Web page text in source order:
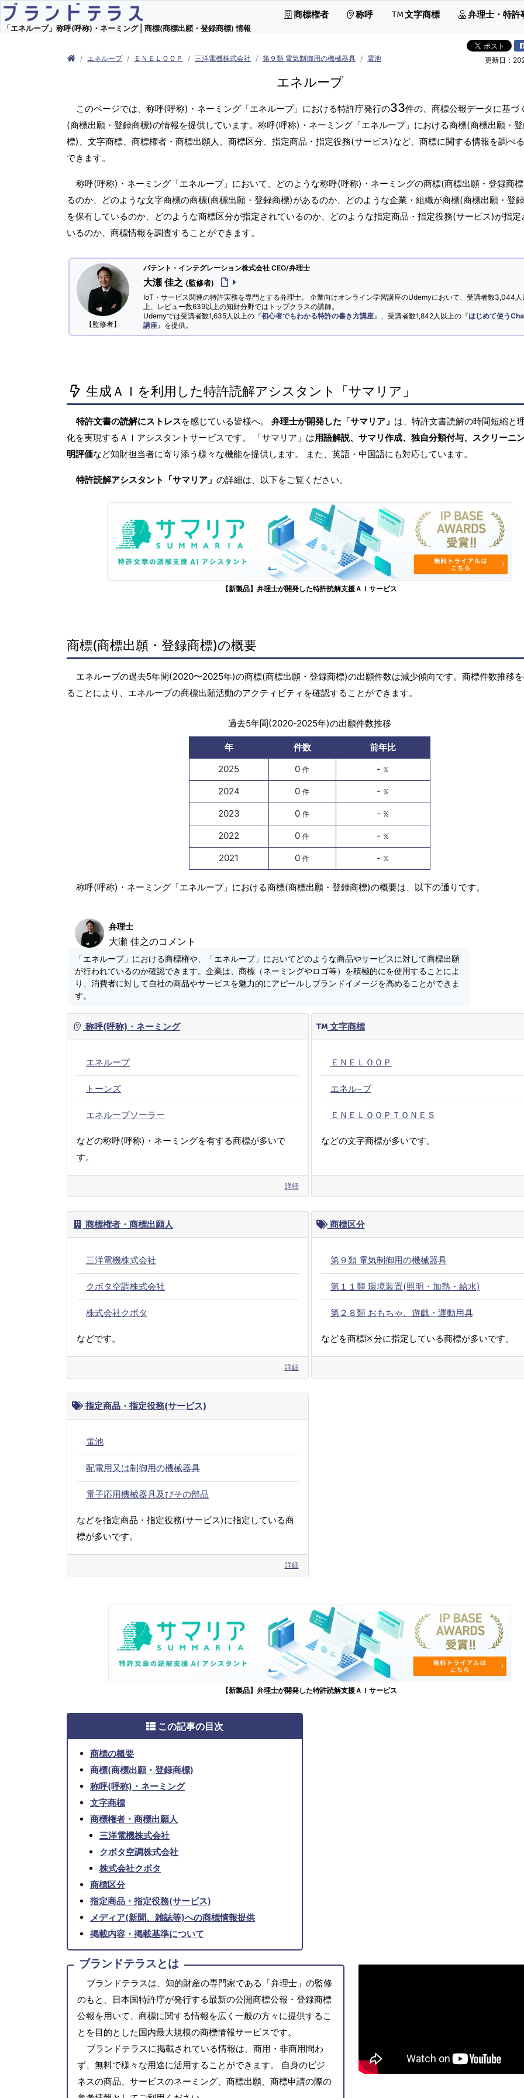
「エネループ」称呼(呼称)・ネーミング | 商標(商標出願・登録商標) 情報
商標権者 称呼 文字商標 弁理士・特許
エネループ ＥＮＥＬＯＯＰ 三洋電機株式会社 第９類 電気制御用の機械器具 電池 更新日：
エネループ
このページでは、称呼(呼称)・ネーミング「エネループ」における特許庁発行の33件の、商標公報データに基づ
(商標出願・登録商標)の情報を提供しています。称呼(呼称)・ネーミング「エネループ」における商標(商標出願・
標)、文字商標、商標権者・商標出願人、商標区分、指定商品・指定役務(サービス)など、商標に関する情報を調べ
できます。
称呼(呼称)・ネーミング「エネループ」において、どのような称呼(呼称)・ネーミングの商標(商標出願・登録商
るのか、どのような文字商標の商標(商標出願・登録商標)があるのか、どのような企業・組織が商標(商標出願・登
を保有しているのか、どのような商標区分が指定されているのか、どのような指定商品・指定役務(サービス)が指定
いるのか、商標情報を調査することができます。
【監修者】
パテント・インテグレーション株式会社 CEO/弁理士
大瀬 佳之 (監修者)
IoT・サービス関連の特許実務を専門とする弁理士。 企業向けオンライン学習講座のUdemyにおいて、受講者数3,044人
上、レビュー数639以上の知財分野ではトップクラスの講師。
Udemyでは受講者数1,635人以上の『初心者でもわかる特許の書き方講座 』、受講者数1,842人以上の『はじめて使う
講座 』を提供。
生成ＡＩを利用した特許読解アシスタント「サマリア」
特許文書の読解にストレスを感じている皆様へ。 弁理士が開発した「サマリア」 は、特許文書読解の時間短縮と
化を実現するＡＩアシスタントサービスです。 「サマリア」は用語解説、サマリ作成、独自分類付与、スクリーニ
明評価など知財担当者に寄り添う様々な機能を提供します。 また、英語・中国語にも対応しています。
特許読解アシスタント「サマリア」 の詳細は、以下をご覧ください。
【新製品】弁理士が開発した特許読解支援ＡＩサービス
商標(商標出願・登録商標)の概要
エネループの過去5年間(2020〜2025年)の商標(商標出願・登録商標)の出願件数は減少傾向です。商標件数推移
ることにより、エネループの商標出願活動のアクティビティを確認することができます。
過去5年間(2020-2025年)の出願件数推移
年 件数
前年比
2025
0件 - %
2024 0件 - %
2023 0件 - %
2022 0件 - %
2021 0件 - %
称呼(呼称)・ネーミング「エネループ」における商標(商標出願・登録商標)の概要は、以下の通りです。
弁理士
大瀬 佳之のコメント
「エネループ」における商標権や、「エネループ」においてどのような商品やサービスに対して商標出願
が行われているのか確認できます。企業は、商標（ネーミングやロゴ等）を積極的にを使用することによ
り、消費者に対して自社の商品やサービスを魅力的にアピールしブランドイメージを高めることができま
す。
称呼(呼称)・ネーミング
エネループ
トーンズ
エネループソーラー
などの称呼(呼称)・ネーミングを有する商標が多いで
す。
詳細
文字商標
ＥＮＥＬＯＯＰ
エネル−プ
ＥＮＥＬＯＯＰＴＯＮＥＳ
などの文字商標が多いです。
商標権者・商標出願人
三洋電機株式会社
クボタ空調株式会社
株式会社クボタ
などです。
詳細
商標区分
第９類 電気制御用の機械器具
第１１類 環境装置(照明・加熱・給水)
第２８類 おもちゃ、遊戯・運動用具
などを商標区分に指定している商標が多いです。
指定商品・指定役務(サービス)
電池
配電用又は制御用の機械器具
電子応用機械器具及びその部品
などを指定商品・指定役務(サービス)に指定している商
標が多いです。
詳細
【新製品】弁理士が開発した特許読解支援ＡＩサービス
この記事の目次
商標の概要
商標(商標出願・登録商標)
称呼(呼称)・ネーミング
文字商標
商標権者・商標出願人
三洋電機株式会社
クボタ空調株式会社
株式会社クボタ
商標区分
指定商品・指定役務(サービス)
メディア(新聞、雑誌等)への商標情報提供
掲載内容・掲載基準について
ブランドテラスとは
ブランドテラスは、知的財産の専門家である「弁理士」の監修
のもと、日本国特許庁が発行する最新の公開商標公報・登録商標
公報を用いて、商標に関する情報を広く一般の方々に提供するこ
とを目的とした国内最大規模の商標情報サービスです。
ブランドテラスに掲載されている情報は、商用・非商用問わ
ず、無料で様々な用途に活用することができます。 自身のビジ
ネスの商品、サービスのネーミング、商標出願、商標申請の際の